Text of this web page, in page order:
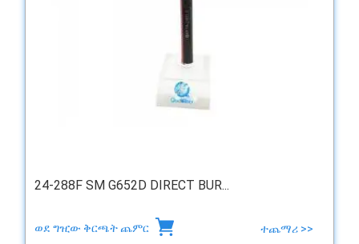
24-288F SM G652D DIRECT BUR...
ወደ ግዢው ቅርጫት ጨምር ተጨማሪ >>